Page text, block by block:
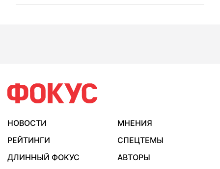
НОВОСТИ
МНЕНИЯ
РЕЙТИНГИ
СПЕЦТЕМЫ
ДЛИННЫЙ ФОКУС
АВТОРЫ